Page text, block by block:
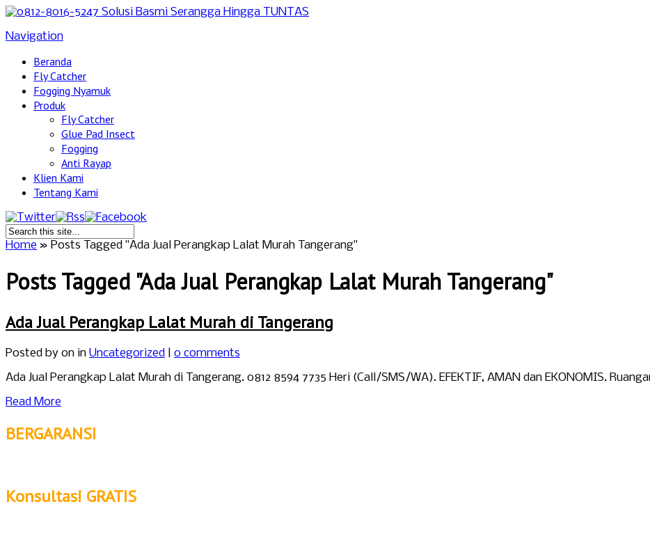
Navigation
Beranda
Fly Catcher
Fogging Nyamuk
Produk
Fly Catcher
Glue Pad Insect
Fogging
Anti Rayap
Klien Kami
Tentang Kami
Home » Posts Tagged "Ada Jual Perangkap Lalat Murah Tangerang"
Posts Tagged "Ada Jual Perangkap Lalat Murah Tangerang"
Ada Jual Perangkap Lalat Murah di Tangerang
Posted by on in Uncategorized
0 comments
Ada Jual Perangkap Lalat Murah di Tangerang. 0812 8594 7735 Heri (Call/SMS/WA). EFEKTIF, AMAN dan EKONOMIS.
Read More
BERGARANSI
Konsultasi GRATIS